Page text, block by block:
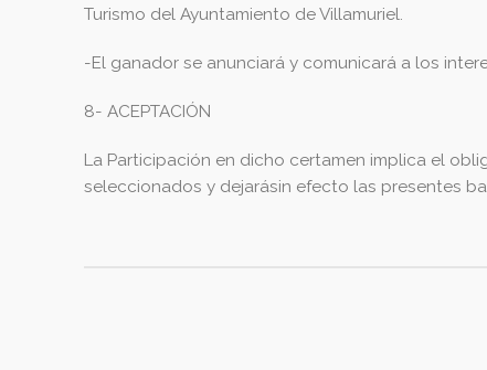
Turismo del Ayuntamiento de Villamuriel.
-El ganador se anunciará y comunicará a los
8- ACEPTACIÓN
La Participación en dicho certamen implica el
seleccionados y dejarásin efecto las presentes